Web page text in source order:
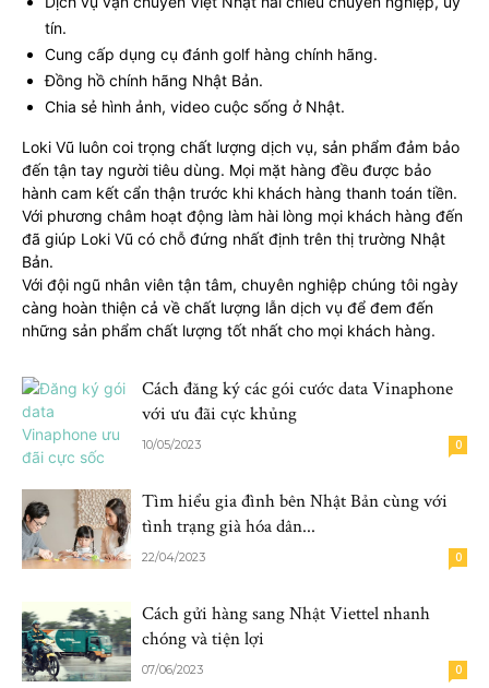
tín.
Cung cấp dụng cụ đánh golf hàng chính hãng.
Đồng hồ chính hãng Nhật Bản.
Chia sẻ hình ảnh, video cuộc sống ở Nhật.
Loki Vũ luôn coi trọng chất lượng dịch vụ, sản phẩm đảm bảo
đến tận tay người tiêu dùng. Mọi mặt hàng đều được bảo
hành cam kết cẩn thận trước khi khách hàng thanh toán tiền.
Với phương châm hoạt động làm hài lòng mọi khách hàng đến
đã giúp Loki Vũ có chỗ đứng nhất định trên thị trường Nhật
Bản.
Với đội ngũ nhân viên tận tâm, chuyên nghiệp chúng tôi ngày
càng hoàn thiện cả về chất lượng lẫn dịch vụ để đem đến
những sản phẩm chất lượng tốt nhất cho mọi khách hàng.
Cách đăng ký các gói cước data Vinaphone
với ưu đãi cực khủng
10/05/2023 0
Tìm hiểu gia đình bên Nhật Bản cùng với
tình trạng già hóa dân...
22/04/2023 0
Cách gửi hàng sang Nhật Viettel nhanh
chóng và tiện lợi
07/06/2023 0